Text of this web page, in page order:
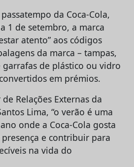
da Coca-Cola,
1 de setembro, a marca
atento” aos códigos
da marca – tampas,
garrafas de plástico ou vidro
em prémios.
Relações Externas da
Lima, “o verão é uma
onde a Coca-Cola gosta
e contribuir para
na vida do